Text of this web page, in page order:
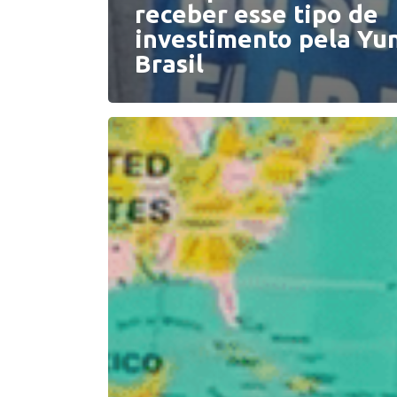
receber esse tipo de
investimento pela
Brasil